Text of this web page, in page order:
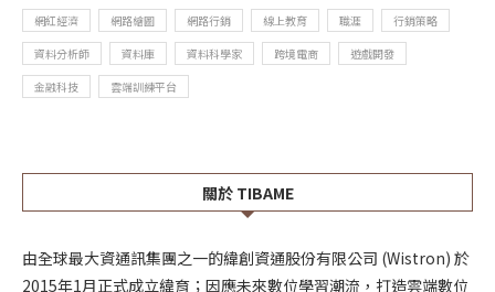
網紅經濟
網路繪圖 網路行銷 線上教育 職涯
行銷策略
資料分析師
資料庫 資料科學家 跨境電商
遊戲開發
金融科技
雲端訓練平台
關於 TIBAME
由全球最大資通訊集團之一的緯創資通股份有限公司 (Wistron) 於
2015年1月正式成立緯育；因應未來數位學習潮流，打造雲端數位